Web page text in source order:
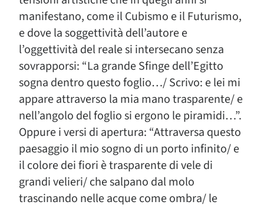
manifestano, come il Cubismo e il Futurismo,
e dove la soggettività dell’autore e
l’oggettività del reale si intersecano senza
sovrapporsi: “La grande Sfinge dell’Egitto
sogna dentro questo foglio…/ Scrivo: e lei mi
appare attraverso la mia mano trasparente/ e
nell’angolo del foglio si ergono le piramidi…”.
Oppure i versi di apertura: “Attraversa questo
paesaggio il mio sogno di un porto infinito/ e
il colore dei fiori è trasparente di vele di
grandi velieri/ che salpano dal molo
trascinando nelle acque come ombra/ le